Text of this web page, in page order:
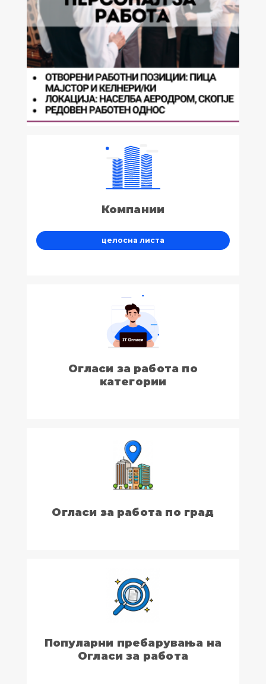
Компании
целосна листа
Огласи за работа по
категории
Огласи за работа по град
Популарни пребарувања на
Огласи за работа